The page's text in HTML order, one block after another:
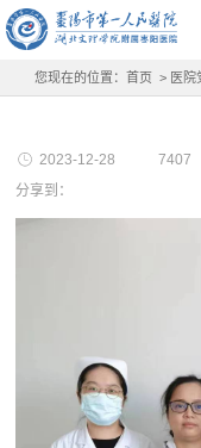
您现在的位置： 首页> 医院
2023-12-28
7407
分享到：